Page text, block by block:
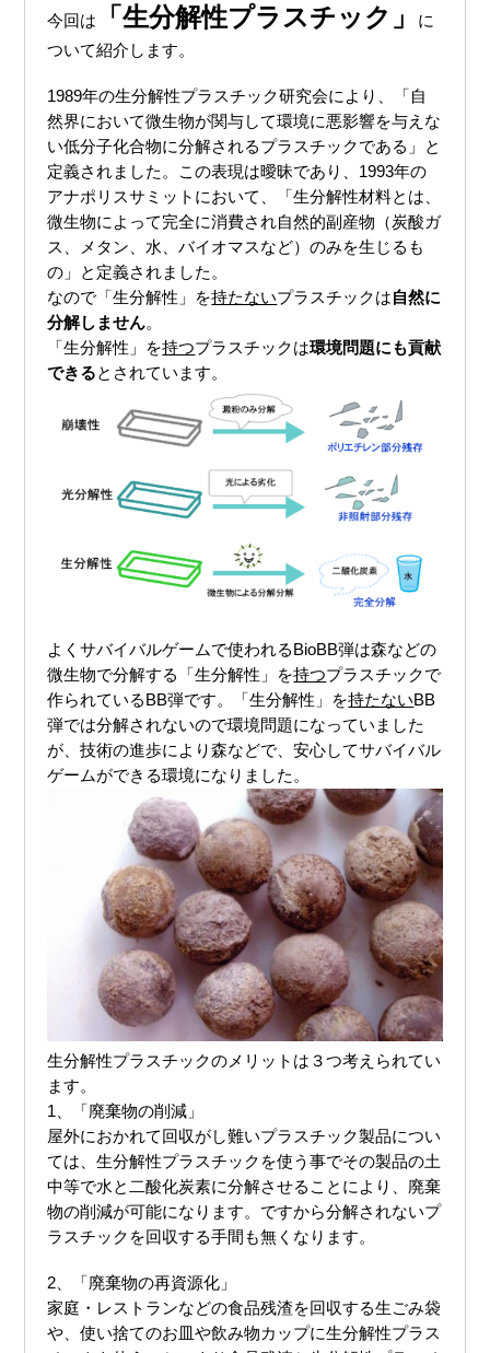
今回は 「生分解性プラスチック」
に
1989年の生分解性プラスチック研究会により、「自
然界において微生物が関与して環境に悪影響を与えな
い低分子化合物に分解されるプラスチックである」と
定義されました。この表現は曖昧であり、1993年の
アナポリスサミットにおいて、「生分解性材料とは、
微生物によって完全に消費され自然的副産物（炭酸ガ
ス、メタン、水、バイオマスなど）のみを生じるも
の」と定義されました。
なので「生分解性」を持たないプラスチックは自然に
分解しません。
「生分解性」を持つプラスチックは環境問題にも貢献
できる
よくサバイバルゲームで使われるBioBB弾は森などの
微生物で分解する「生分解性」を持つプラスチックで
作られているBB弾です。「生分解性」を持たないBB
弾では分解されないので環境問題になっていました
が、技術の進歩により森などで、安心してサバイバル
ゲームができる環境になりました。
生分解性プラスチックのメリットは３つ考えられてい
ます。
1、「廃棄物の削減」
屋外におかれて回収がし難いプラスチック製品につい
ては、生分解性プラスチックを使う事でその製品の土
中等で水と二酸化炭素に分解させることにより、廃棄
物の削減が可能になります。ですから分解されないプ
2、「廃棄物の再資源化」
家庭・レストランなどの食品残渣を回収する生ごみ袋
や、使い捨てのお皿や飲み物カップに生分解性プラス